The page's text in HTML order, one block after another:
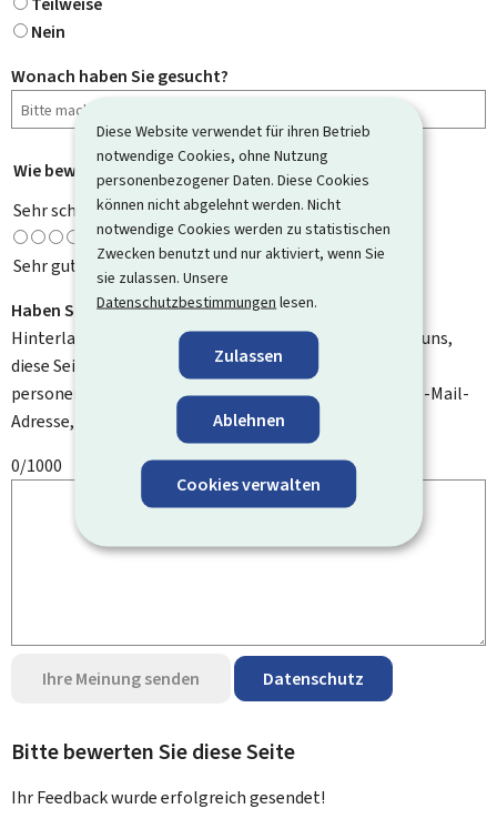
Diese Website verwendet für ihren Betrieb
notwendige Cookies, ohne Nutzung
personenbezogener Daten. Diese Cookies
können nicht abgelehnt werden. Nicht
notwendige Cookies werden zu statistischen
Zwecken benutzt und nur aktiviert, wenn Sie
sie zulassen. Unsere
Datenschutzbestimmungen lesen.
Zulassen
Ablehnen
Cookies verwalten
Nein
Wonach haben Sie gesucht?
Wie bewerten Sie diese Seite? *
Sehr schlecht
Sehr gut
Haben Sie Verbesserungsvorschläge?
Hinterlassen Sie uns einen Kommentar und helfen Sie uns,
diese Seite zu verbessern. Bitte geben Sie keine
personenbezogenen Daten an, wie zum Beispiel Ihre E-Mail-
Adresse, Ihren Namen oder Ihre Telefonnummer.
0/1000
Ihre Meinung senden Datenschutz
Bitte bewerten Sie diese Seite
Ihr Feedback wurdeerfolgreichgesendet!